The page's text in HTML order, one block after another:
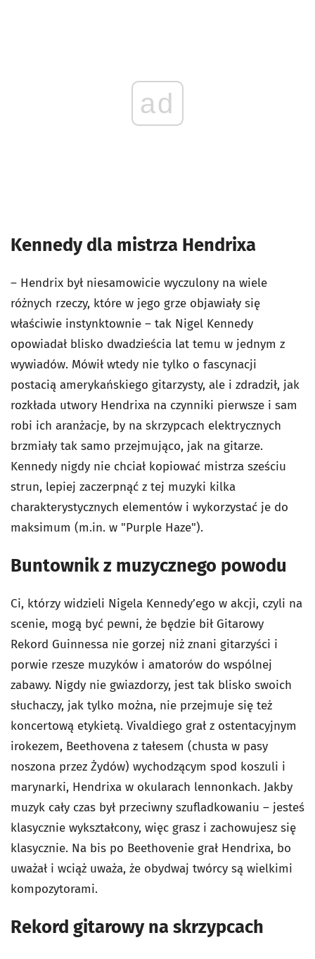
ad
Kennedy dla mistrza Hendrixa
– Hendrix był niesamowicie wyczulony na wiele
różnych rzeczy, które w jego grze objawiały się
właściwie instynktownie – tak Nigel Kennedy
opowiadał blisko dwadzieścia lat temu w jednym z
wywiadów. Mówił wtedy nie tylko o fascynacji
postacią amerykańskiego gitarzysty, ale i zdradził, jak
rozkłada utwory Hendrixa na czynniki pierwsze i sam
robi ich aranżacje, by na skrzypcach elektrycznych
brzmiały tak samo przejmująco, jak na gitarze.
Kennedy nigdy nie chciał kopiować mistrza sześciu
strun, lepiej zaczerpnąć z tej muzyki kilka
charakterystycznych elementów i wykorzystać je do
maksimum (m.in. w "Purple Haze").
Buntownik z muzycznego powodu
Ci, którzy widzieli Nigela Kennedy’ego w akcji, czyli na
scenie, mogą być pewni, że będzie bił Gitarowy
Rekord Guinnessa nie gorzej niż znani gitarzyści i
porwie rzesze muzyków i amatorów do wspólnej
zabawy. Nigdy nie gwiazdorzy, jest tak blisko swoich
słuchaczy, jak tylko można, nie przejmuje się też
koncertową etykietą. Vivaldiego grał z ostentacyjnym
irokezem, Beethovena z tałesem (chusta w pasy
noszona przez Żydów) wychodzącym spod koszuli i
marynarki, Hendrixa w okularach lennonkach. Jakby
muzyk cały czas był przeciwny szufladkowaniu – jesteś
klasycznie wykształcony, więc grasz i zachowujesz się
klasycznie. Na bis po Beethovenie grał Hendrixa, bo
uważał i wciąż uważa, że obydwaj twórcy są wielkimi
kompozytorami.
Rekord gitarowy na skrzypcach